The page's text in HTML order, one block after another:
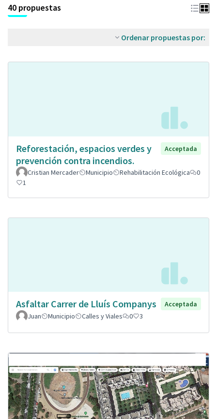
40 propuestas
Ordenar propuestas por:
Reforestación, espacios verdes y
prevención contra incendios.
Acceptada
Cristian Mercader Municipio Rehabilitación Ecológica
0
1
Asfaltar Carrer de Lluís Companys
Acceptada
Juan
Municipio Calles y Viales 0 3